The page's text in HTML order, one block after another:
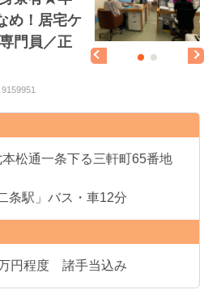
め！居宅ケ
門員／正
松通一条下る三軒町65番地
条駅」バス・車12分
万円程度 諸手当込み